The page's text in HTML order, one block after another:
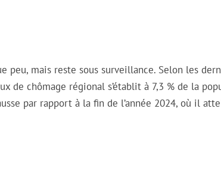
peu, mais reste sous surveillance. Selon les
de chômage régional s’établit à 7,3 % de la
par rapport à la fin de l’année 2024, où il